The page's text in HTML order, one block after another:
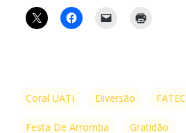
Coral UATI Diversão FATEC
Festa De Arromba Gratidão